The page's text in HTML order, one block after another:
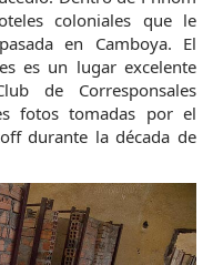
coloniales que le
en Camboya. El
es un lugar excelente
de Corresponsales
fotos tomadas por el
durante la década de